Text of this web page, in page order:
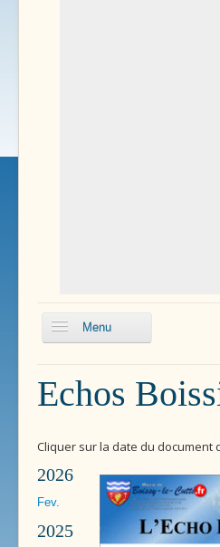
Menu
Boissillons
municipaux
Délibérations du
conseil
Plan Local
d'Urbanisme
Echos
Cliquer sur la date du document
2026
Fev.
2025